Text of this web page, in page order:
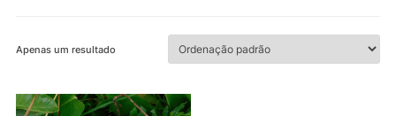
Apenas um resultado